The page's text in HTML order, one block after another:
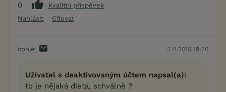
0
Kvalitní příspěvek
Nahlásit
Citovat
conie 2.11.2018 19:20
Uživatel s deaktivovaným účtem napsal(a):
to je nějaká dieta, schválně ?